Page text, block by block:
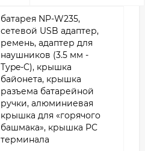
батарея NP-W235,
сетевой USB адаптер,
ремень, адаптер для
наушников (3.5 мм -
Type-C), крышка
байонета, крышка
разъема батарейной
ручки, алюминиевая
крышка для «горячого
башмака», крышка PC
терминала